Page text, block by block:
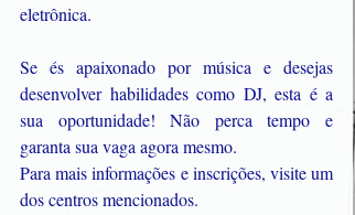
eletrônica.
Se és apaixonado por música e desejas
desenvolver habilidades como DJ, esta é a
sua oportunidade! Não perca tempo e
garanta sua vaga agora mesmo.
Para mais informações e inscrições, visite um
dos centros mencionados.